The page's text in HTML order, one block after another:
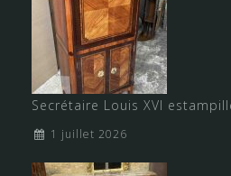
Secrétaire Louis XVI
1 juillet 2026